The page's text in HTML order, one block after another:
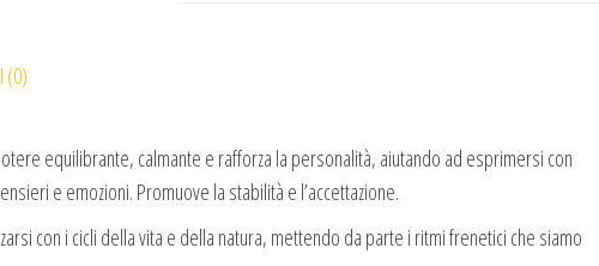
(0)
equilibrante, calmante e rafforza la personalità, aiutando ad esprimersi con
e emozioni. Promuove la stabilità e l’accettazione.
con i cicli della vita e della natura, mettendo da parte i ritmi frenetici che siamo